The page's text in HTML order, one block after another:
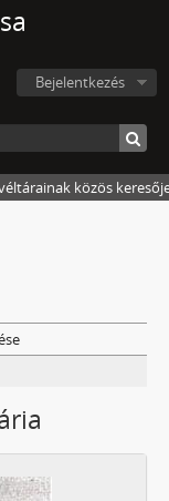
Bejelentkezés
közös